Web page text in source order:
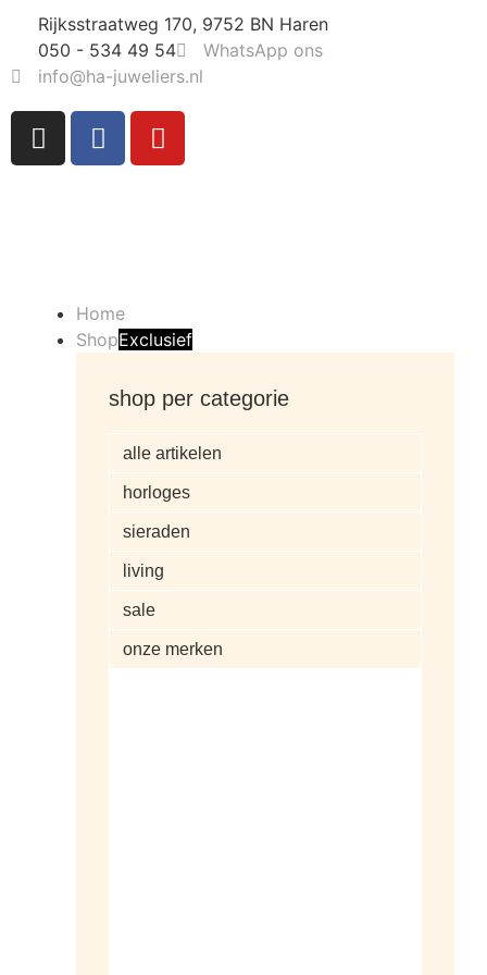
Rijksstraatweg 170, 9752 BN Haren
050 - 534 49 54
WhatsApp ons
info@ha-juweliers.nl
Home
ShopExclusief
shop per categorie
alle artikelen
horloges
sieraden
living
sale
onze merken